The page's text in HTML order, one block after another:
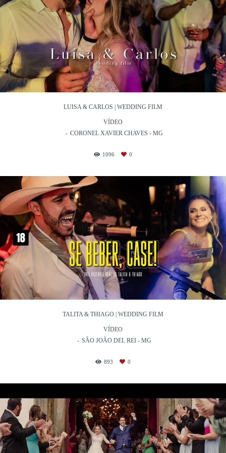
LUISA & CARLOS | WEDDING FILM
VÍDEO
CORONEL XAVIER CHAVES - MG
1096 0
TALITA & THIAGO | WEDDING FILM
VÍDEO
SÃO JOÃO DEL REI - MG
893 0